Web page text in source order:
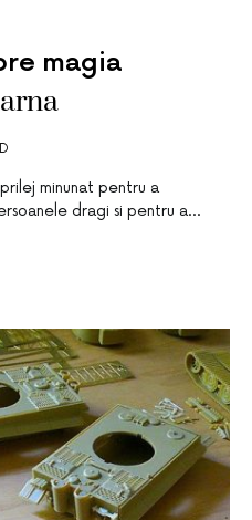
magia
minunat pentru a
dragi si pentru a…